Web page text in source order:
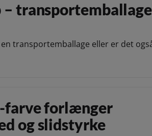
– transportemballage
transportemballage eller er det
farve forlænger
og slidstyrke